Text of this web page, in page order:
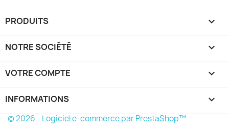
PRODUITS 
NOTRE SOCIÉTÉ 
VOTRE COMPTE 
INFORMATIONS keyboard_arrow_down
© 2026 - Logiciel e-commerce par PrestaShop™